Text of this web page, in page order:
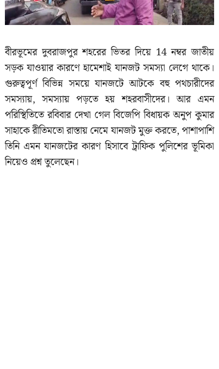
বীরভূমের দুবরাজপুর শহরের ভিতর দিয়ে 14 নম্বর জাতীয়
সড়ক যাওয়ার কারণে হামেশাই যানজট সমস্যা লেগে থাকে।
গুরুত্বপূর্ণ বিভিন্ন সময়ে যানজটে আটকে বহু পথচারীদের
সমস্যায়, সমস্যায় পড়তে হয় শহরবাসীদের। আর এমন
পরিস্থিতিতে রবিবার দেখা গেল বিজেপি বিধায়ক অনুপ কুমার
সাহাকে রীতিমতো রাস্তায় নেমে যানজট মুক্ত করতে, পাশাপাশি
তিনি এমন যানজটের কারণ হিসাবে ট্রাফিক পুলিশের ভূমিকা
নিয়েও প্রশ্ন তুলেছেন।